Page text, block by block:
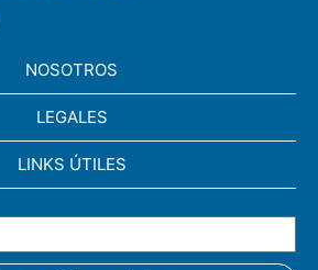
NOSOTROS
LEGALES
LINKS ÚTILES